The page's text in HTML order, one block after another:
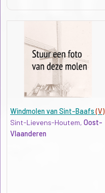
Windmolen van Sint-Baafs(V)
Sint-Lievens-Houtem, Oost-
Vlaanderen